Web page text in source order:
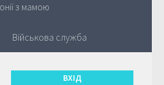
з мамою
Військова служба
ВХІД